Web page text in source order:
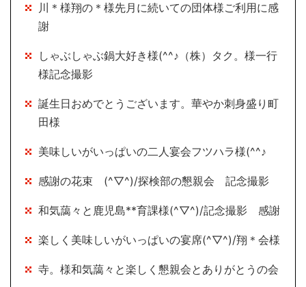
川＊様翔の＊様先月に続いての団体様ご利用に感
謝
しゃぶしゃぶ鍋大好き様(^^♪（株）タク。様一行
様記念撮影
誕生日おめでとうございます。華やか刺身盛り町
田様
美味しいがいっぱいの二人宴会フツハラ様(^^♪
感謝の花束 (^▽^)/探検部の懇親会 記念撮影
和気藹々と鹿児島**育課様(^▽^)/記念撮影 感謝
楽しく美味しいがいっぱいの宴席(^▽^)/翔＊会様
寺。様和気藹々と楽しく懇親会とありがとうの会